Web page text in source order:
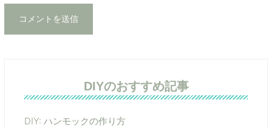
DIYのおすすめ記事
DIY: ハンモックの作り方